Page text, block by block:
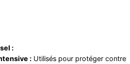
:
: Utilisés pour protéger contre